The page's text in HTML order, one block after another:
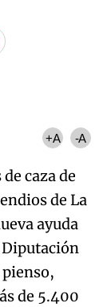
+A -A
caza de
de La
ayuda
Diputación
de 5.400